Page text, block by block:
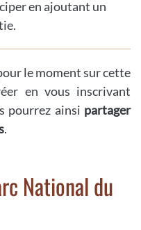
en ajoutant un
le moment sur cette
en vous inscrivant
pourrez ainsi partager
.
National du